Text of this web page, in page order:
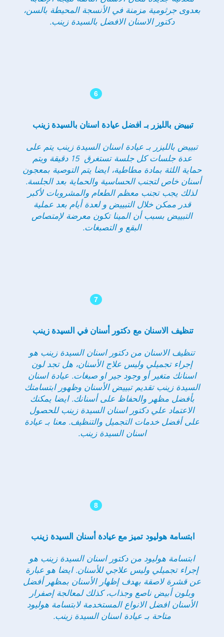
بعدوى جرثومية مزمنة في الأنسجة المحيطة بالسن،
دكتور الاسنان الافضل بالسيدة زينب.
6
تبييض بالليزر بـ افضل عيادة اسنان بالسيدة زينب
تبييض بالليزر بـ عيادة اسنان السيدة زينب يتم على
عدة جلسات كل جلسة تستغرق 15 دقيقة ويتم
حماية اللثة بمادة مطاطية، ايضا يتم التوصية بمعجون
أسنان خاص لتجنب الحساسية والحماية بعد الجلسة.
لذلك يجب تجنب معظم الطعام والمشروبات لأكبر
قدر ممكن خلال التبييض و لعدة أيام بعد عملية
التبييض بسبب أن المينا تكون معرضة لإمتصاص
البقع و التصبغات.
7
تنظيف الاسنان مع دكتور أسنان في السيدة زينب
تنظيف الاسنان من دكتور اسنان السيدة زينب هو
إجراء تجميلي وليس علاج الأسنان، هل تجد لون
اسنانك متغير أو وجود جير او صبغات. عيادة اسنان
السيدة زينب تقديم تبييض الأسنان وظهور ابتسامتك
بأفضل مظهر والحفاظ على أسنانك. ايضا يمكنك
الاعتماد علي دكتور اسنان السيدة زينب للحصول
على أفضل خدمات التجميل والتنظيف. معنا بـ عيادة
اسنان السيدة زينب.
8
ابتسامة هوليود تميز مع عيادة أسنان السيدة زينب
ابتسامة هوليود من دكتور اسنان السيدة زينب هو
إجراء تجميلي وليس علاجي للأسنان. ايضا هو عبارة
عن قشرة لاصقة بهدف إظهار الأسنان بمظهر أفضل
وبلون أبيض ناصع وجذاب، كذلك لمعالجة إصفرار
الأسنان افضل الانواع المستخدمة لابتسامة هوليود
متاحة بـ عيادة اسنان السيدة زينب.